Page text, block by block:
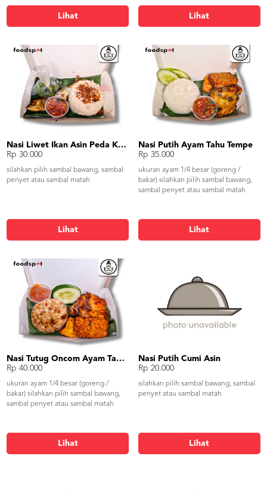
Lihat Lihat
Nasi Liwet Ikan Asin Peda Kangkung Rebus
Rp 30.000
silahkan pilih sambal bawang, sambal
penyet atau sambal matah
Lihat
Nasi Putih Ayam Tahu Tempe
Rp 35.000
ukuran ayam 1/4 besar (goreng /
bakar) silahkan pilih sambal bawang,
sambal penyet atau sambal matah
Lihat
Nasi Tutug Oncom Ayam Tahu Tempe
Rp 40.000
ukuran ayam 1/4 besar (goreng /
bakar) silahkan pilih sambal bawang,
sambal penyet atau sambal matah
Lihat
Nasi Putih Cumi Asin
Rp 20.000
silahkan pilih sambal bawang, sambal
penyet atau sambal matah
Lihat